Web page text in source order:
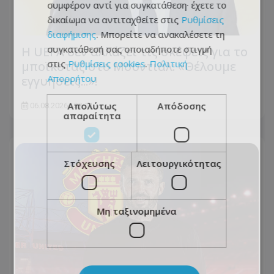
Η UEFA δεν αλλάζει τις σκέψεις για το
μποϊκοτάζ στο Μουντιάλ: «Θέλουμε
εγγυήσεις...»!
06.08.2026 - 22:11
συμφέρον αντί για συγκατάθεση· έχετε το
δικαίωμα να αντιταχθείτε στις Ρυθμίσεις
διαφήμισης. Μπορείτε να ανακαλέσετε τη
συγκατάθεσή σας οποιαδήποτε στιγμή
στις Ρυθμίσεις cookies. Πολιτική
Απορρήτου
Απολύτως
απαραίτητα
Απόδοσης
Στόχευσης Λειτουργικότητας
Μη ταξινομημένα